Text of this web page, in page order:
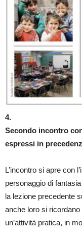
4.
Secondo incontro
espressi in
L’incontro si apre con
personaggio di
la lezione precedente
anche loro si
un’attività pratica, in